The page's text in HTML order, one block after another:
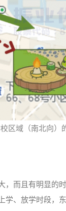
区域（南北向）
，而且有明显的
学、放学时段，